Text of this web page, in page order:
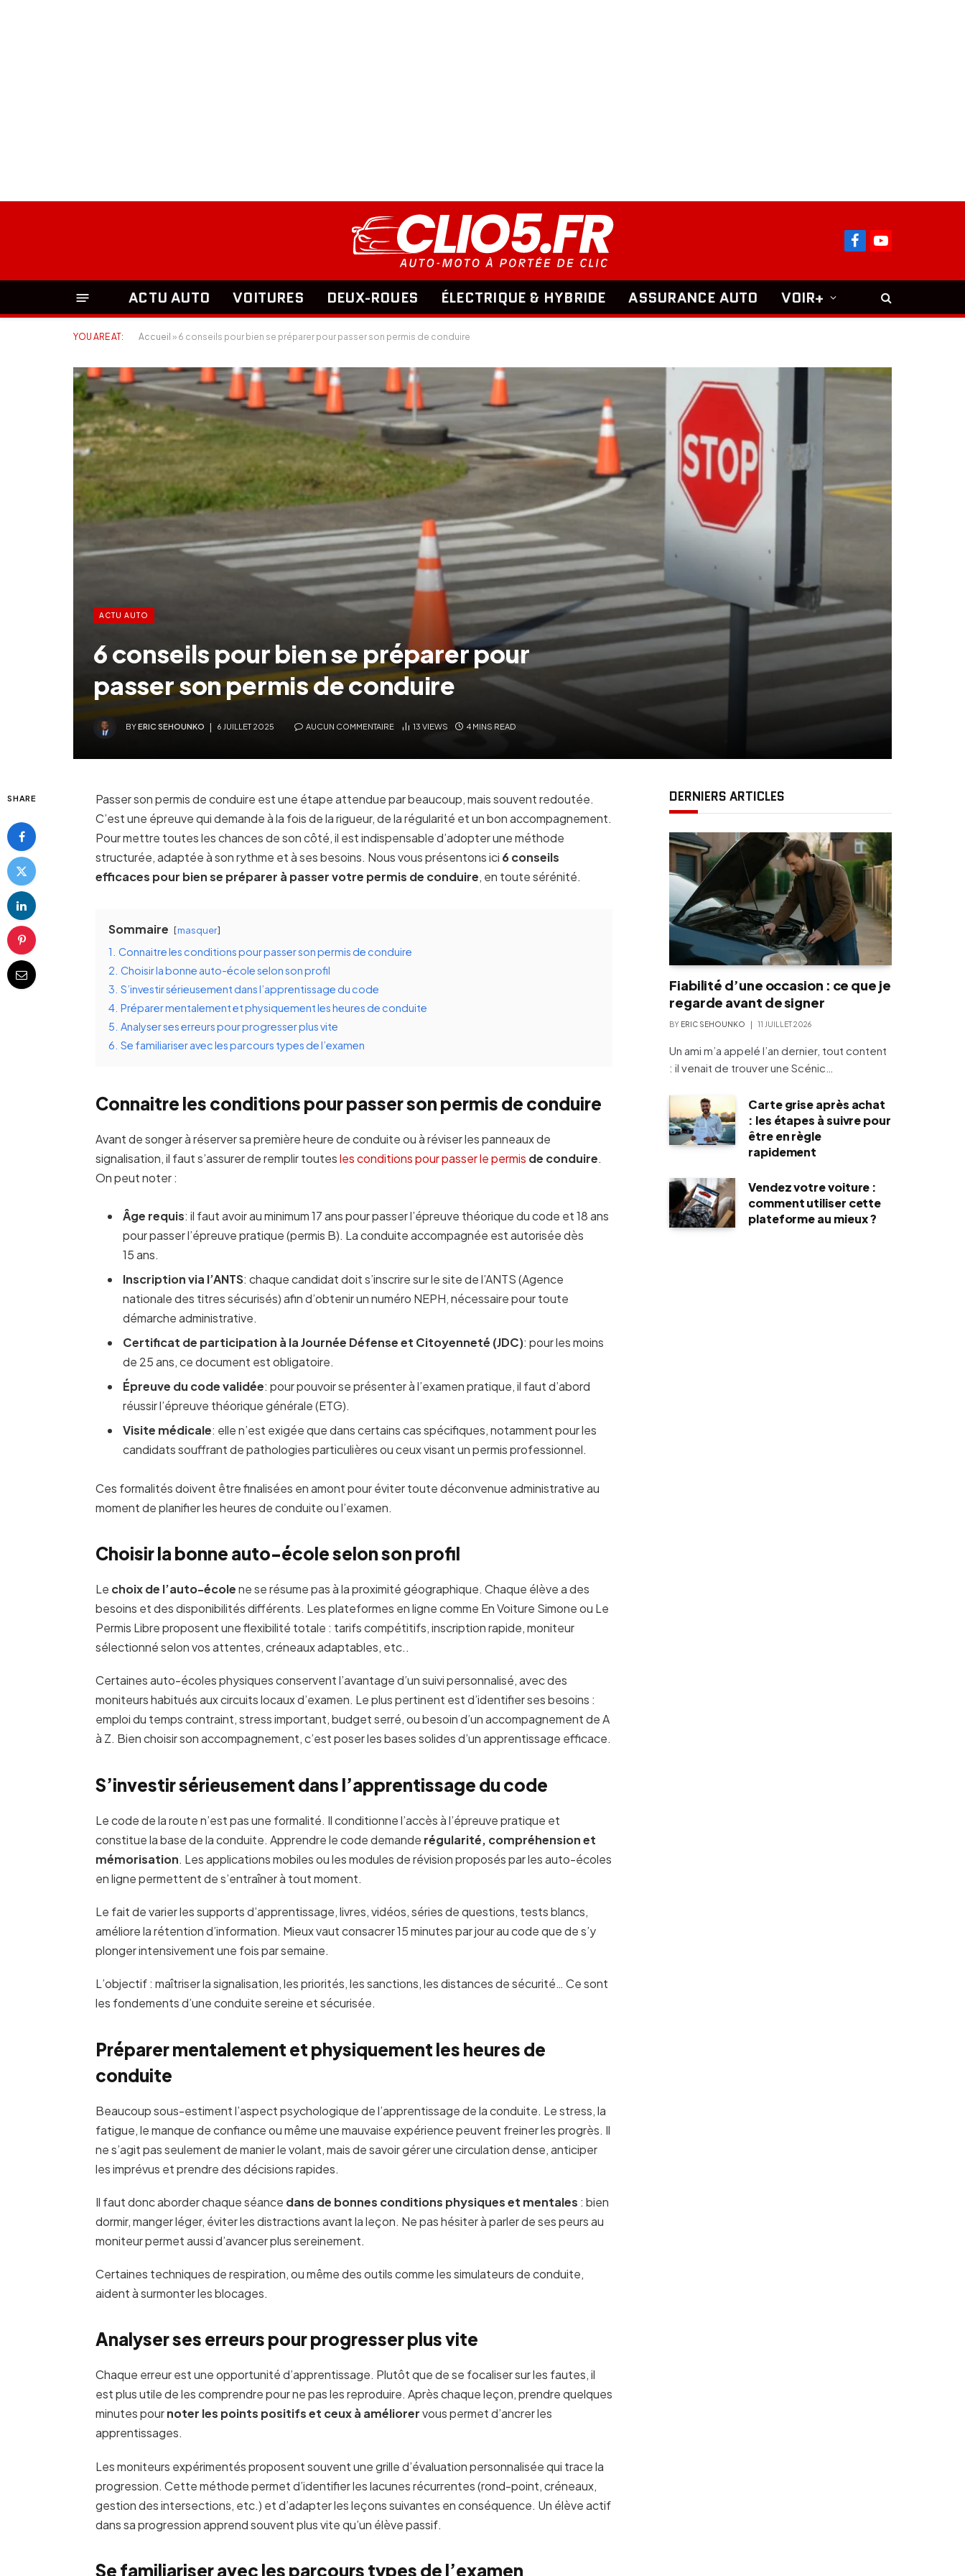
FacebookYouTube
ACTU AUTO VOITURES DEUX-ROUES ÉLECTRIQUE & HYBRIDE ASSURANCE AUTO VOIR+
YOU ARE AT: Accueil » 6 conseils pour bien se préparer pour passer son permis de conduire
ACTU AUTO
6 conseils pour bien se préparer pour
passer son permis de conduire
BYERIC SEHOUNKO 6 JUILLET 2025 AUCUN COMMENTAIRE 13 VIEWS 4 MINS READ
SHARE
Passer son permis de conduire est une étape attendue par beaucoup, mais souvent redoutée.
C’est une épreuve qui demande à la fois de la rigueur, de la régularité et un bon accompagnement.
Pour mettre toutes les chances de son côté, il est indispensable d’adopter une méthode
structurée, adaptée à son rythme et à ses besoins. Nous vous présentons ici 6 conseils
efficaces pour bien se préparer à passervotre permis de conduire, en toute sérénité.
Sommaire masquer
1. Connaitre les conditions pour passer son permis de conduire
2. Choisir la bonne auto-école selon son profil
3. S’investir sérieusement dans l’apprentissage du code
4. Préparer mentalement et physiquement les heures de conduite
5. Analyser ses erreurs pour progresser plus vite
6. Se familiariser avec les parcours types de l’examen
Connaitre les conditions pour passer son permis de conduire
Avant de songer à réserver sa première heure de conduite ou à réviser les panneaux de
signalisation, il faut s’assurer de remplir toutesles conditions pour passer le permis de conduire.
On peut noter :
Âge requis: il faut avoir au minimum 17 ans pour passer l’épreuve théorique du code et 18 ans
pour passer l’épreuve pratique (permis B). La conduite accompagnée est autorisée dès
15 ans.
Inscription via l’ANTS: chaque candidat doit s’inscrire sur le site de l’ANTS (Agence
nationale des titres sécurisés) afin d’obtenir un numéro NEPH, nécessaire pour toute
démarche administrative.
Certificat de participation à la Journée Défense et Citoyenneté (JDC): pour les moins
de 25 ans, ce document est obligatoire.
Épreuve du code validée: pour pouvoir se présenter à l’examen pratique, il faut d’abord
réussir l’épreuve théorique générale (ETG).
Visite médicale: elle n’est exigée que dans certains cas spécifiques, notamment pour les
candidats souffrant de pathologies particulières ou ceux visant un permis professionnel.
Ces formalités doivent être finalisées en amont pour éviter toute déconvenue administrative au
moment de planifier les heures de conduite ou l’examen.
Choisir la bonne auto-école selon son profil
Le choix de l’auto-écolene se résume pas à la proximité géographique. Chaque élève a des
besoins et des disponibilités différents. Les plateformes en ligne comme En Voiture Simone ou Le
Permis Libre proposent une flexibilité totale : tarifs compétitifs, inscription rapide, moniteur
sélectionné selon vos attentes, créneaux adaptables, etc..
Certaines auto-écoles physiques conservent l’avantage d’un suivi personnalisé, avec des
moniteurs habitués aux circuits locaux d’examen. Le plus pertinent est d’identifier ses besoins :
emploi du temps contraint, stress important, budget serré, ou besoin d’un accompagnement de A
à Z. Bien choisir son accompagnement, c’est poser les bases solides d’un apprentissage efficace.
S’investir sérieusement dans l’apprentissage du code
Le code de la route n’est pas une formalité. Il conditionne l’accès à l’épreuve pratique et
constitue la base de la conduite. Apprendre le code demande régularité, compréhension et
mémorisation. Les applications mobiles ou les modules de révision proposés par les auto-écoles
en ligne permettent de s’entraîner à tout moment.
Le fait de varier les supports d’apprentissage, livres, vidéos, séries de questions, tests blancs,
améliore la rétention d’information. Mieux vaut consacrer 15 minutes par jour au code que de s’y
plonger intensivement une fois par semaine.
L’objectif : maîtriser la signalisation, les priorités, les sanctions, les distances de sécurité… Ce sont
les fondements d’une conduite sereine et sécurisée.
Préparer mentalement et physiquement les heures de
conduite
Beaucoup sous-estiment l’aspect psychologique de l’apprentissage de la conduite. Le stress, la
fatigue, le manque de confiance ou même une mauvaise expérience peuvent freiner les progrès. Il
ne s’agit pas seulement de manier le volant, mais de savoir gérer une circulation dense, anticiper
les imprévus et prendre des décisions rapides.
Il faut donc aborder chaque séance dans de bonnes conditions physiques et mentales : bien
dormir, manger léger, éviter les distractions avant la leçon. Ne pas hésiter à parler de ses peurs au
moniteur permet aussi d’avancer plus sereinement.
Certaines techniques de respiration, ou même des outils comme les simulateurs de conduite,
aident à surmonter les blocages.
Analyser ses erreurs pour progresser plus vite
Chaque erreur est une opportunité d’apprentissage. Plutôt que de se focaliser sur les fautes, il
est plus utile de les comprendre pour ne pas les reproduire. Après chaque leçon, prendre quelques
minutes pournoter les points positifs et ceux à améliorervous permet d’ancrer les
apprentissages.
Les moniteurs expérimentés proposent souvent une grille d’évaluation personnalisée qui trace la
progression. Cette méthode permet d’identifier les lacunes récurrentes (rond-point, créneaux,
gestion des intersections, etc.) et d’adapter les leçons suivantes en conséquence. Un élève actif
dans sa progression apprend souvent plus vite qu’un élève passif.
Se familiariser avec les parcours types de l’examen
DERNIERS ARTICLES
Fiabilité d’une occasion : ce que je
regarde avant de signer
BY ERIC SEHOUNKO 11 JUILLET 2026
Un ami m’a appelé l’an dernier, tout content
: il venait de trouver une Scénic…
Carte grise après achat
: les étapes à suivre pour
être en règle
rapidement
Vendez votre voiture :
comment utiliser cette
plateforme au mieux ?